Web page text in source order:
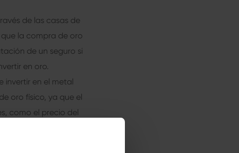
de las casas de
la compra de oro
de un seguro si
en oro.
invertir en el metal
oro físico, ya que el
como el precio del